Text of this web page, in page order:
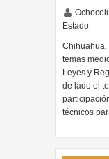
Estado
Chihuahua,
temas
Leyes y
de lado el
técnicos